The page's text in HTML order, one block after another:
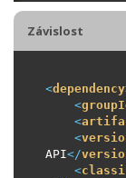
Závislost
<dependency
<
<
<
API</
<